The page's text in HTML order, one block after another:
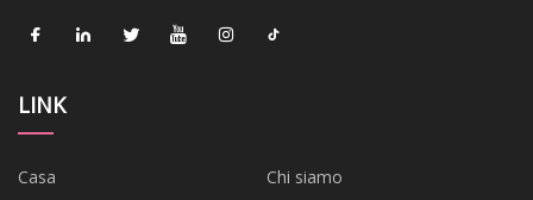
LINK
Casa
Chi siamo